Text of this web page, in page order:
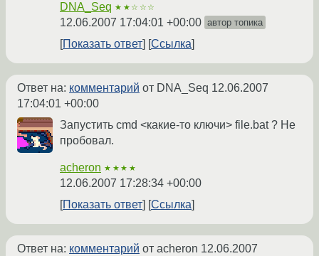
DNA_Seq ★★☆☆☆
12.06.2007 17:04:01 +00:00 автор топика
Показать ответ Ссылка
Ответ на: комментарий от DNA_Seq 12.06.2007
17:04:01 +00:00
Запустить cmd <какие-то ключи> file.bat ? Не
пробовал.
acheron ★★★★
12.06.2007 17:28:34 +00:00
Показать ответ
Ссылка
Ответ на: комментарий от acheron 12.06.2007